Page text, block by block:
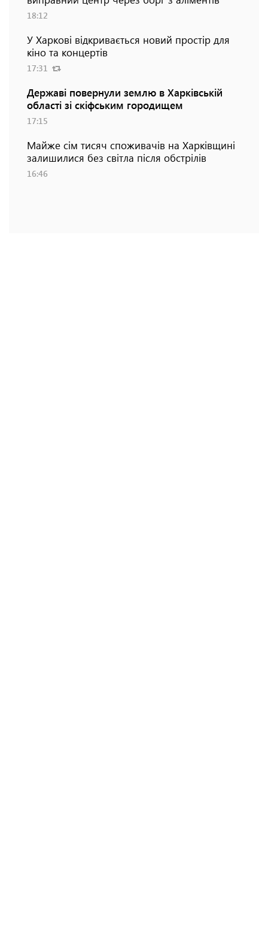
18:12
У Харкові відкривається новий простір для
кіно та концертів
17:31
Державі повернули землю в Харківській
області зі скіфським городищем
17:15
Майже сім тисяч споживачів на Харківщині
залишилися без світла після обстрілів
16:46